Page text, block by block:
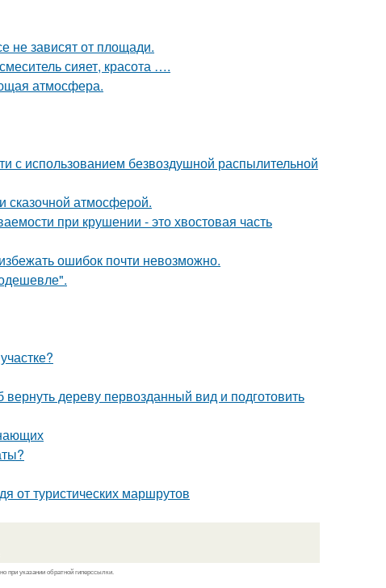
не зависят от площади.
сияет, красота ….
атмосфера.
с использованием безвоздушной распылительной
сказочной атмосферой.
при крушении - это хвостовая часть
ошибок почти невозможно.
дереву первозданный вид и подготовить
от туристических маршрутов
при указании обратной гиперссылки.